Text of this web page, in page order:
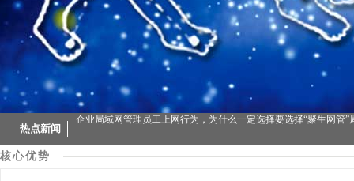
热点新闻
企业局域网管理员工上网行为，为什么一定选择要选择“聚生网管”
核心优势